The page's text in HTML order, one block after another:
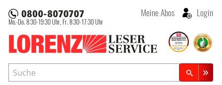
Lorenz Leserservice
Mo.-Do. 8:30-19:30 Uhr, Fr. 8:30-17:30 Uhr
Meine Abos Login
Suche
Zeitschriftensuche